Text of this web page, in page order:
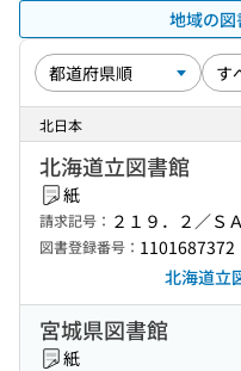
地域の図
北日本
北海道立図書館
紙
請求記号： ２１９．２／ＳＡ
図書登録番号： 1101687372
北海道立
宮城県図書館
紙